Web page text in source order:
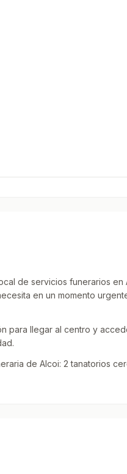
de servicios funerarios en
en un momento
para llegar al centro y
de Alcoi: 2 tanatorios